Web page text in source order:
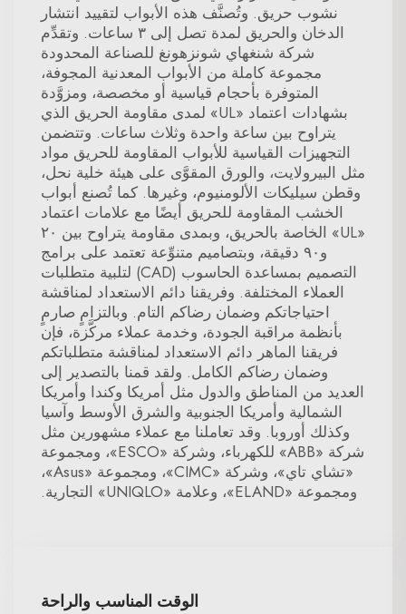
نشوب حريق. وتُصنَّف هذه الأبواب لتقييد انتشار
الدخان والحريق لمدة تصل إلى ٣ ساعات. وتقدِّم
شركة شنغهاي شونزهونغ للصناعة المحدودة
مجموعة كاملة من الأبواب المعدنية المجوفة،
المتوفرة بأحجام قياسية أو مخصصة، ومزوَّدة
بشهادات اعتماد «UL» لمدى مقاومة الحريق الذي
يتراوح بين ساعة واحدة وثلاث ساعات. وتتضمن
التجهيزات القياسية للأبواب المقاومة للحريق مواد
مثل البيرولايت، والورق المقوَّى على هيئة خلية نحل،
وقطن سيليكات الألومنيوم، وغيرها. كما تُصنع أبواب
الخشب المقاومة للحريق أيضًا مع علامات اعتماد
«UL» الخاصة بالحريق، وبمدى مقاومة يتراوح بين ٢٠
و٩٠ دقيقة، وبتصاميم متنوِّعة تعتمد على برامج
التصميم بمساعدة الحاسوب (CAD) لتلبية متطلبات
العملاء المختلفة. وفريقنا دائم الاستعداد لمناقشة
احتياجاتكم وضمان رضاكم التام. وبالتزامٍ صارمٍ
بأنظمة مراقبة الجودة، وخدمة عملاء مركَّزة، فإن
فريقنا الماهر دائم الاستعداد لمناقشة متطلباتكم
وضمان رضاكم الكامل. ولقد قمنا بالتصدير إلى
العديد من المناطق والدول مثل أمريكا وكندا وأمريكا
الشمالية وأمريكا الجنوبية والشرق الأوسط وآسيا
وكذلك أوروبا. وقد تعاملنا مع عملاء مشهورين مثل
شركة «ABB» للكهرباء، وشركة «ESCO»، ومجموعة
«تشاي تاي»، وشركة «CIMC»، ومجموعة «Asus»،
ومجموعة «ELAND»، وعلامة «UNIQLO» التجارية.
الوقت المناسب والراحة